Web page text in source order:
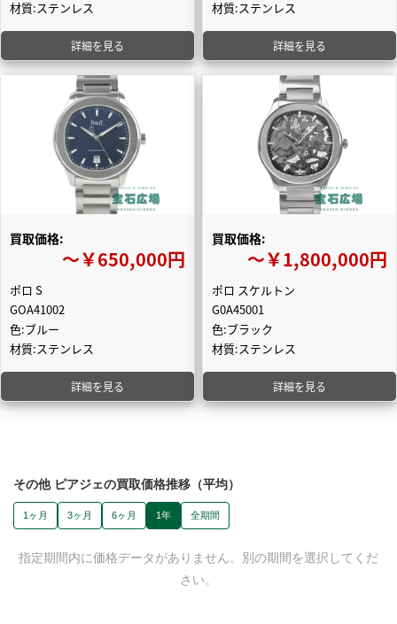
材質:ステンレス
詳細を見る
材質:ステンレス
詳細を見る
買取価格:
〜￥650,000円
ポロ S
GOA41002
色:ブルー
材質:ステンレス
詳細を見る
買取価格:
〜￥1,800,000円
ポロ スケルトン
G0A45001
色:ブラック
材質:ステンレス
詳細を見る
その他 ピアジェの買取価格推移（平均）
1ヶ月 3ヶ月 6ヶ月 1年 全期間
指定期間内に価格データがありません。別の期間を選択してくだ
さい。